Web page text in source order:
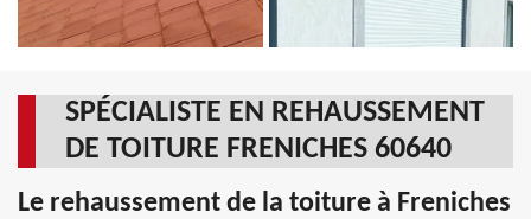
SPÉCIALISTE EN REHAUSSEMENT
DE TOITURE FRENICHES 60640
Le rehaussement de la toiture à Freniches